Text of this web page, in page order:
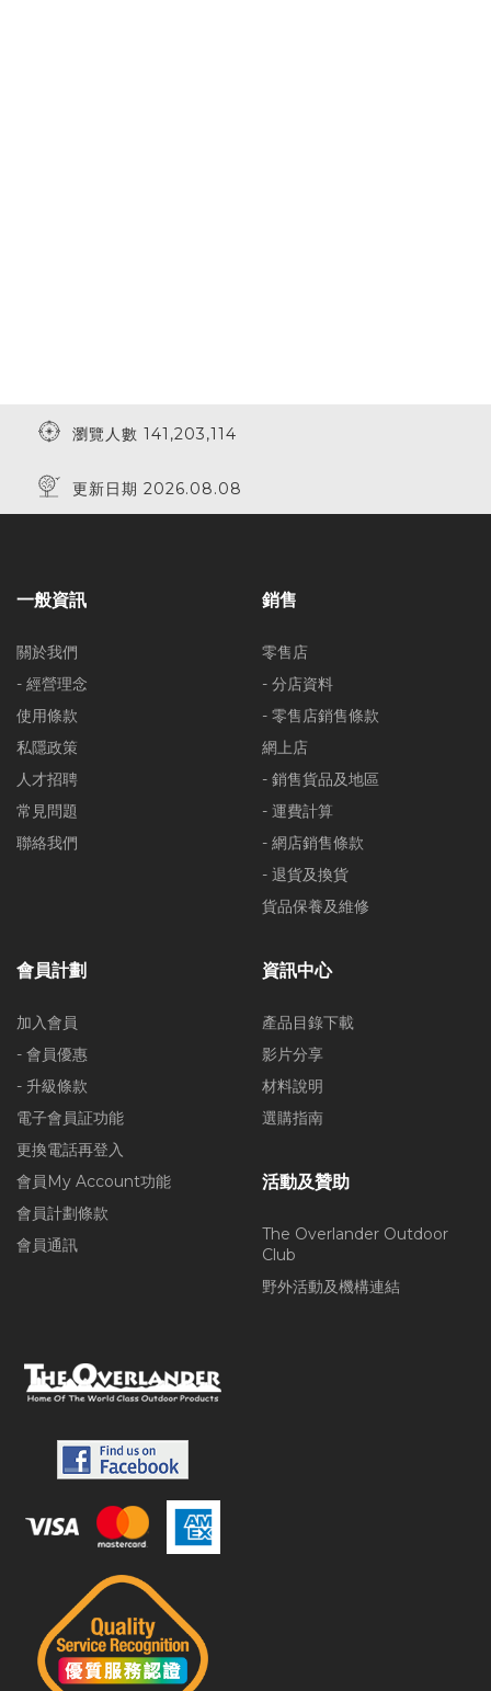
瀏覽人數 141,203,114
更新日期 2026.08.08
一般資訊
關於我們
- 經營理念
使用條款
私隱政策
人才招聘
常見問題
聯絡我們
銷售
零售店
- 分店資料
- 零售店銷售條款
網上店
- 銷售貨品及地區
- 運費計算
- 網店銷售條款
- 退貨及換貨
貨品保養及維修
會員計劃
加入會員
- 會員優惠
- 升級條款
電子會員証功能
更換電話再登入
會員My Account功能
會員計劃條款
會員通訊
資訊中心
產品目錄下載
影片分享
材料說明
選購指南
活動及贊助
The Overlander Outdoor
Club
野外活動及機構連結